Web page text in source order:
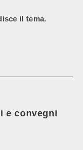
il tema.
e convegni